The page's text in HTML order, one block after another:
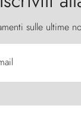
sulle ultime